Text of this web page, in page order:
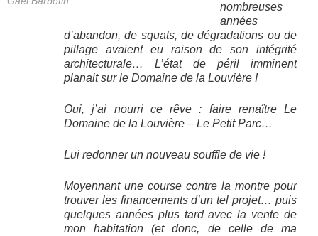
nombreuses
années
d’abandon, de squats, de dégradations ou de
pillage avaient eu raison de son intégrité
architecturale… L’état de péril imminent
planait sur le Domaine de la Louvière !
Oui, j’ai nourri ce rêve : faire renaître Le
Domaine de la Louvière – Le Petit Parc…
Lui redonner un nouveau souffle de vie !
Moyennant une course contre la montre pour
trouver les financements d’un tel projet… puis
quelques années plus tard avec la vente de
mon habitation (et donc, de celle de ma